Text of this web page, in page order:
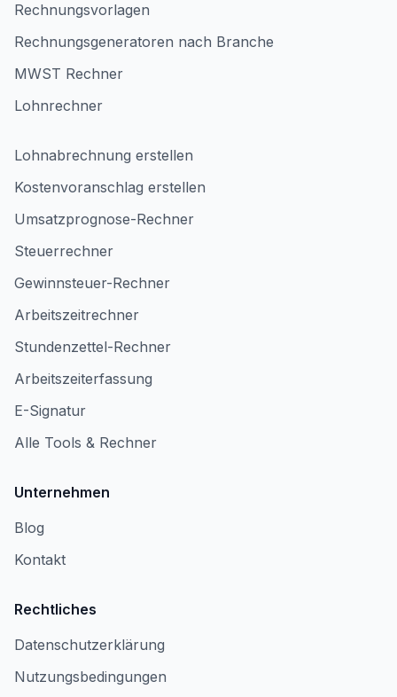
Rechnungsvorlagen
Rechnungsgeneratoren nach Branche
MWST Rechner
Lohnrechner
Lohnabrechnung erstellen
Kostenvoranschlag erstellen
Umsatzprognose-Rechner
Steuerrechner
Gewinnsteuer-Rechner
Arbeitszeitrechner
Stundenzettel-Rechner
Arbeitszeiterfassung
E-Signatur
Alle Tools & Rechner
Unternehmen
Blog
Kontakt
Rechtliches
Datenschutzerklärung
Nutzungsbedingungen